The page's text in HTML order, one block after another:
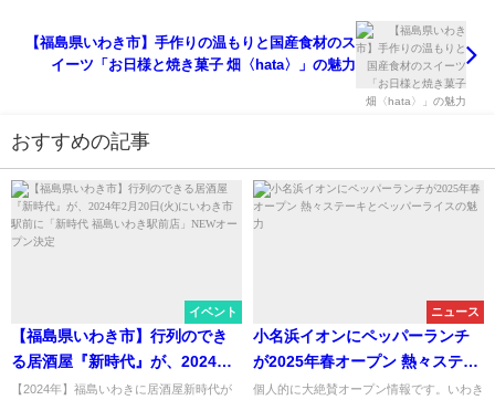
【福島県いわき市】手作りの温もりと国産食材のス
イーツ「お日様と焼き菓子 畑〈hata〉」の魅力
おすすめの記事
イベント
【福島県いわき市】行列のでき
る居酒屋『新時代』が、2024年2
月20日(火)にいわき市駅前に「新
【2024年】福島いわきに居酒屋新時代が
ニュース
小名浜イオンにペッパーランチ
が2025年春オープン 熱々ステー
キとペッパーライスの魅力
個人的に大絶賛オープン情報です。いわき